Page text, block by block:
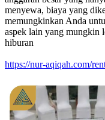
menyewa, biaya yang
memungkinkan Anda
aspek lain yang mungkin
hiburan
https://nur-aqiqah.com/